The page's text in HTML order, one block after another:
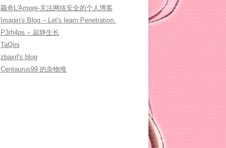
颖奇L'Amore-关注网络安全的个人博客
Imagin's Blog – Let's learn Penetration.
P3rh4ps – 寂静生长
TaQini
zbaxrl's blog
Centaurus99 的杂物堆